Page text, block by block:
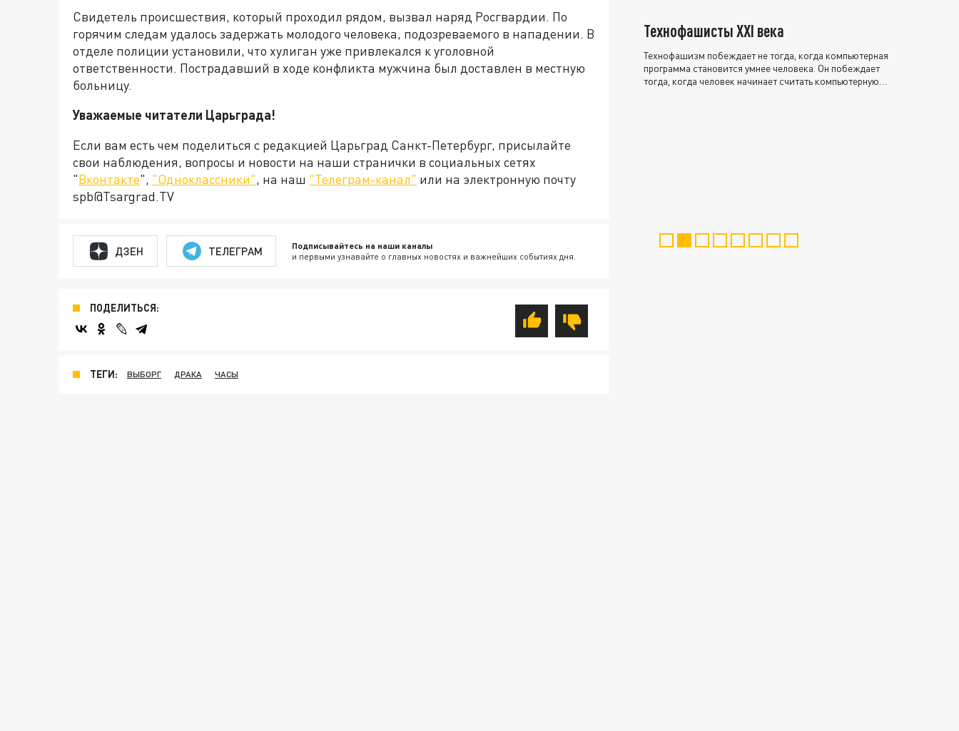
Свидетель происшествия, который проходил рядом, вызвал наряд Росгвардии. По
горячим следам удалось задержать молодого человека, подозреваемого в нападении. В
отделе полиции установили, что хулиган уже привлекался к уголовной
ответственности. Пострадавший в ходе конфликта мужчина был доставлен в местную
больницу.
Уважаемые читатели Царьграда!
Если вам есть чем поделиться с редакцией Царьград Санкт-Петербург, присылайте
свои наблюдения, вопросы и новости на наши странички в социальных сетях
"Вконтакте", "Одноклассники", на наш "Телеграм-канал" или на электронную почту
spb@Tsargrad.TV
ДЗЕН ТЕЛЕГРАМ Подписывайтесь на наши каналы
и первыми узнавайте о главных новостях и важнейших событиях дня.
ПОДЕЛИТЬСЯ:
ТЕГИ: ВЫБОРГ ДРАКА ЧАСЫ
Технофашисты XXI века
Технофашизм побеждает не тогда, когда компьютерная
программа становится умнее человека. Он побеждает
тогда, когда человек начинает считать компьютерную